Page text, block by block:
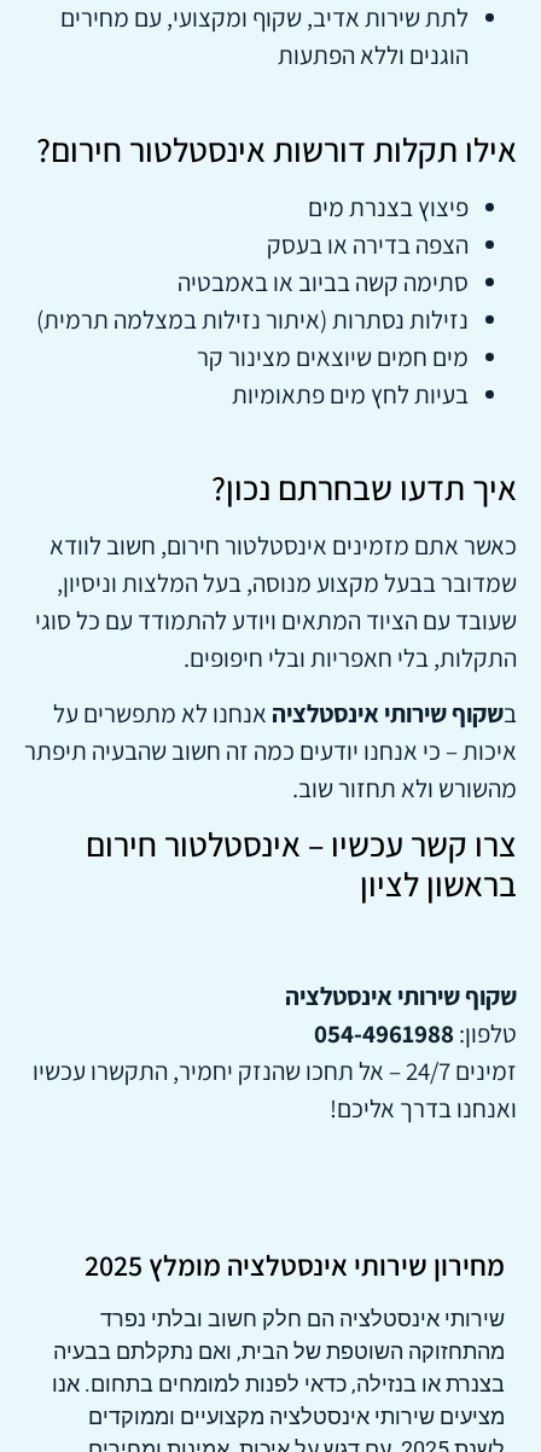
לתת שירות אדיב, שקוף ומקצועי, עם מחירים
הוגנים וללא הפתעות
אילו תקלות דורשות אינסטלטור חירום?
פיצוץ בצנרת מים
הצפה בדירה או בעסק
סתימה קשה בביוב או באמבטיה
נזילות נסתרות (איתור נזילות במצלמה תרמית)
מים חמים שיוצאים מצינור קר
בעיות לחץ מים פתאומיות
איך תדעו שבחרתם נכון?
כאשר אתם מזמינים אינסטלטור חירום, חשוב לוודא
שמדובר בבעל מקצוע מנוסה, בעל המלצות וניסיון,
שעובד עם הציוד המתאים ויודע להתמודד עם כל סוגי
התקלות, בלי חאפריות ובלי חיפופים.
בשקוף שירותי אינסטלציה אנחנו לא מתפשרים על
איכות – כי אנחנו יודעים כמה זה חשוב שהבעיה תיפתר
מהשורש ולא תחזור שוב.
צרו קשר עכשיו – אינסטלטור חירום
בראשון לציון
שקוף שירותי אינסטלציה
טלפון: 054-4961988
זמינים 24/7 – אל תחכו שהנזק יחמיר, התקשרו עכשיו
ואנחנו בדרך אליכם!
מחירון שירותי אינסטלציה מומלץ 2025
שירותי אינסטלציה הם חלק חשוב ובלתי נפרד
מהתחזוקה השוטפת של הבית, ואם נתקלתם בבעיה
בצנרת או בנזילה, כדאי לפנות למומחים בתחום. אנו
מציעים שירותי אינסטלציה מקצועיים וממוקדים